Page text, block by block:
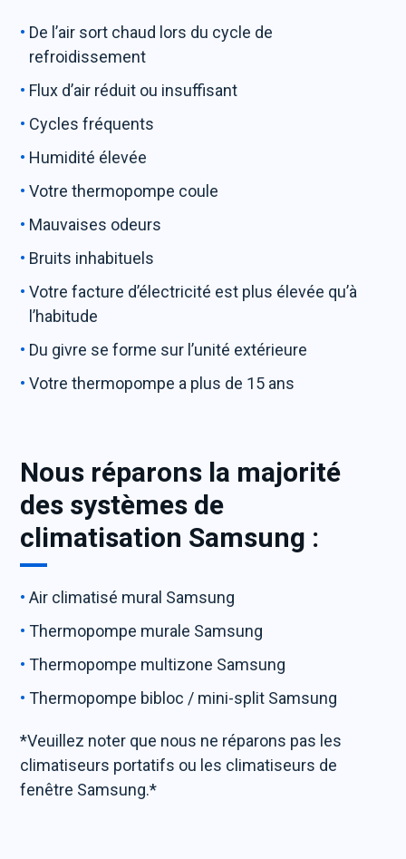
De l’air sort chaud lors du cycle de
refroidissement
Flux d’air réduit ou insuffisant
Cycles fréquents
Humidité élevée
Votre thermopompe coule
Mauvaises odeurs
Bruits inhabituels
Votre facture d’électricité est plus élevée qu’à
l’habitude
Du givre se forme sur l’unité extérieure
Votre thermopompe a plus de 15 ans
Nous réparons la majorité
des systèmes de
climatisation Samsung :
Air climatisé mural Samsung
Thermopompe murale Samsung
Thermopompe multizone Samsung
Thermopompe bibloc / mini-split Samsung
*Veuillez noter que nous ne réparons pas les
climatiseurs portatifs ou les climatiseurs de
fenêtre Samsung.*